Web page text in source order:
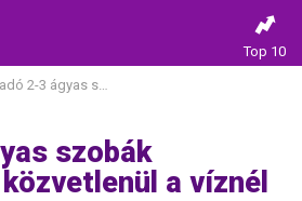
Top 10
3 ágyas szobák Zamárdiban, közvetlenül a víznél
szobák
a víznél